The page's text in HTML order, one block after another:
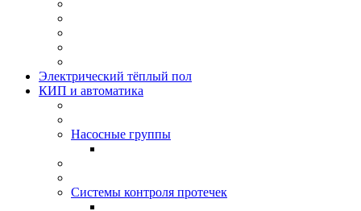
Электрический тёплый пол
КИП и автоматика
Насосные группы
Системы контроля протeчек